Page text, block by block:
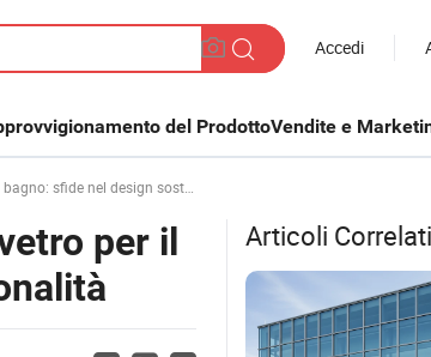
Accedi
del ProdottoVendite e
sostenibile e nella funzionalità
per il
Articoli Correlati